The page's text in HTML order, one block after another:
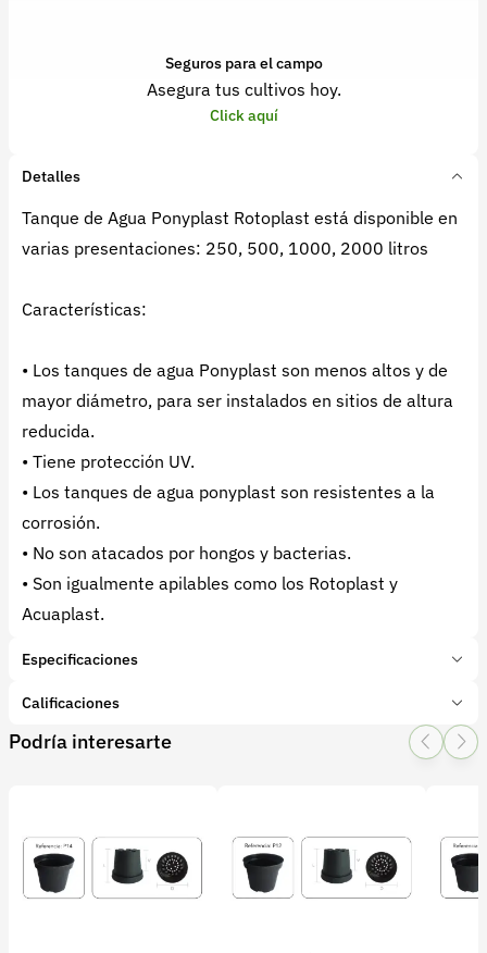
Seguros para el campo
Asegura tus cultivos hoy.
Click aquí
Detalles
Tanque de Agua Ponyplast Rotoplast está disponible en
varias presentaciones: 250, 500, 1000, 2000 litros
Características:
• Los tanques de agua Ponyplast son menos altos y de
mayor diámetro, para ser instalados en sitios de altura
reducida.
• Tiene protección UV.
• Los tanques de agua ponyplast son resistentes a la
corrosión.
• No son atacados por hongos y bacterias.
• Son igualmente apilables como los Rotoplast y
Acuaplast.
Especificaciones
Marca:
Rotoplast
Tipo de producto:Insumo
Calificaciones
1 Star
2 Star
3 Star4 Star
Podría interesarte